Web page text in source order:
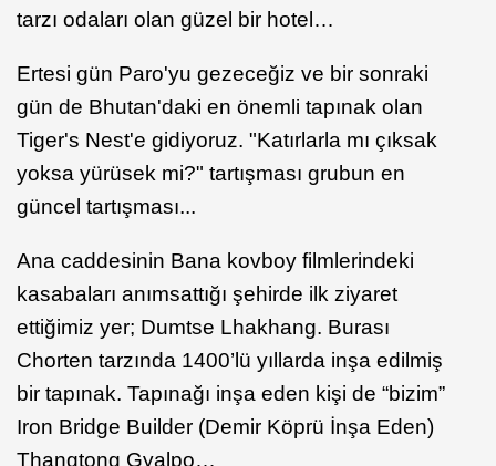
tarzı odaları olan güzel bir hotel…
Ertesi gün Paro'yu gezeceğiz ve bir sonraki
gün de Bhutan'daki en önemli tapınak olan
Tiger's Nest'e gidiyoruz. "Katırlarla mı çıksak
yoksa yürüsek mi?" tartışması grubun en
güncel tartışması...
Ana caddesinin Bana kovboy filmlerindeki
kasabaları anımsattığı şehirde ilk ziyaret
ettiğimiz yer; Dumtse Lhakhang. Burası
Chorten tarzında 1400’lü yıllarda inşa edilmiş
bir tapınak. Tapınağı inşa eden kişi de “bizim”
Iron Bridge Builder (Demir Köprü İnşa Eden)
Thangtong Gyalpo…